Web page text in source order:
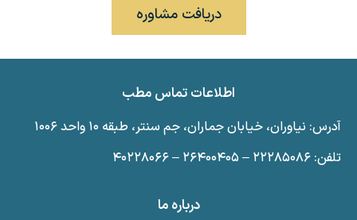
دریافت مشاوره
اطلاعات تماس مطب
آدرس: نیاوران، خیابان جماران، جم سنتر، طبقه ۱۰ واحد ۱۰۰۶
تلفن: ۲۲۲۸۵۰۸۶ – ۲۶۴۰۰۴۰۵ – ۴۰۲۲۸۰۶۶
درباره ما